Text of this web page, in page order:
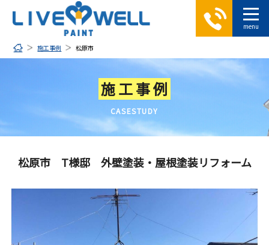
施工事例 松原市
施工事例
CASESTUDY
松原市 T様邸 外壁塗装・屋根塗装リフォーム